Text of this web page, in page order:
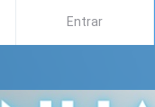
Entrar